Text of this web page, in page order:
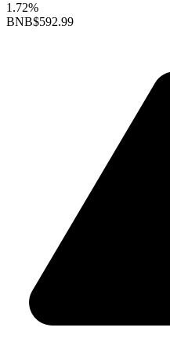
1.72%
BNB$592.99